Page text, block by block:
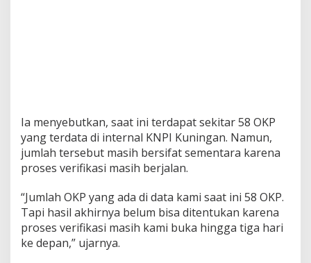
Ia menyebutkan, saat ini terdapat sekitar 58 OKP
yang terdata di internal KNPI Kuningan. Namun,
jumlah tersebut masih bersifat sementara karena
proses verifikasi masih berjalan.
“Jumlah OKP yang ada di data kami saat ini 58 OKP.
Tapi hasil akhirnya belum bisa ditentukan karena
proses verifikasi masih kami buka hingga tiga hari
ke depan,” ujarnya.